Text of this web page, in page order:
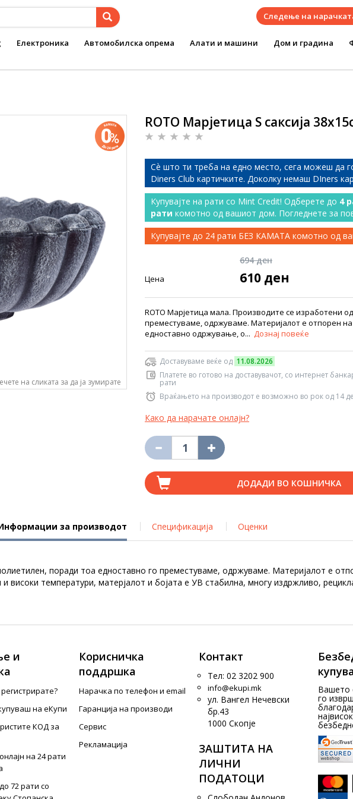
Следење на
Електроника Автомобилска опрема Алати и машини Дом и градина
на сликата за да ја зумирате
ROTO Марјетица S саксија
Сѐ што ти треба на едно место, сега можеш да
Diners Club картичките. Доколку немаш DIners
Купувајте на рати со Mint Credit! Одберете до 4
рати комотно од вашиот дом. Погледнете за
Купувајте до 24 рати БЕЗ КАМАТА комотно од
694 ден
Цена 610 ден
ROTO Марјетица мала. Производите се изработени
преместуваме, одржуваме. Материјалот е отпорен
едноставно одржување, о... Дознај повеќе
Доставуваме веќе од 11.08.2026
Платете во готово на доставувачот, со интернет
рати
Враќањето на производот е возможно во рок од 14
Како да нарачате онлајн?
ДОДАДИ ВО КОШНИЧКА
за производот Спецификација Оценки
поради тоа едноставно го преместуваме, одржуваме. Материјалот е
високи температури, матерјалот и бојата е УВ стабилна, многу издржливо,
и
на еКупи
КОД за
на 24 рати
72 рати со
Корисничка
поддршка
Нарачка по телефон и еmail
Гаранција на производи
Сервис
Рекламација
Контакт
Тел: 02 3202 900
info@ekupi.mk
ул. Вангел Нечевски
бр.43
1000 Скопје
ЗАШТИТА НА
ЛИЧНИ
ПОДАТОЦИ
Вашето
го